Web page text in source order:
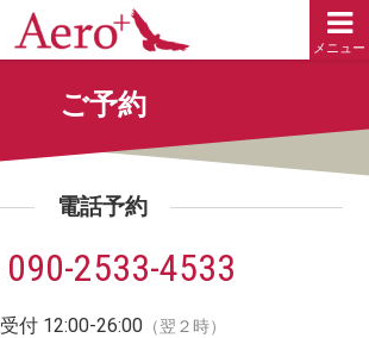
メニュー
ご予約
電話予約
090-2533-4533
受付 12:00-26:00 （翌２時）